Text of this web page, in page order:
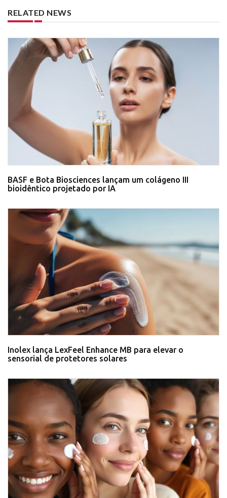
RELATED NEWS
BASF e Bota Biosciences lançam um colágeno III
bioidêntico projetado por IA
Inolex lança LexFeel Enhance MB para elevar o
sensorial de protetores solares